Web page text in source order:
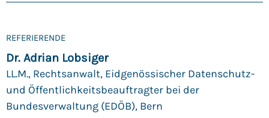
REFERIERENDE
Dr. Adrian Lobsiger
LL.M., Rechtsanwalt, Eidgenössischer Datenschutz-
und Öffentlichkeitsbeauftragter bei der
Bundesverwaltung (EDÖB), Bern